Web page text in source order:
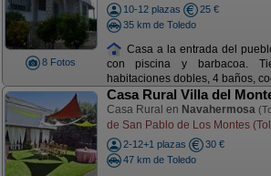
8 Fotos
10-12 plazas
25 €
35 km de Toledo
Casa a la entrada del
con piscina y barbacoa.
habitaciones dobles, 4 baños,
Casa Rural Villa del
Casa Rural en Navahermosa
de San Pablo de Los Montes
2-12+1 plazas
30 €
47 km de Toledo